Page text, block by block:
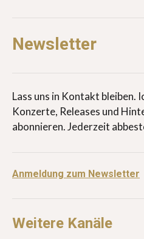
Newsletter
Lass uns in Kontakt bleiben.
Konzerte, Releases und
abonnieren. Jederzeit
Anmeldung zum Newsletter
Weitere Kanäle